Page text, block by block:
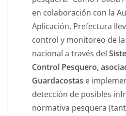
en colaboración con la
Aplicación, Prefectura
control y monitoreo de
nacional a través del
Control Pesquero,
Guardacostas e
detección de posibles
normativa pesquera